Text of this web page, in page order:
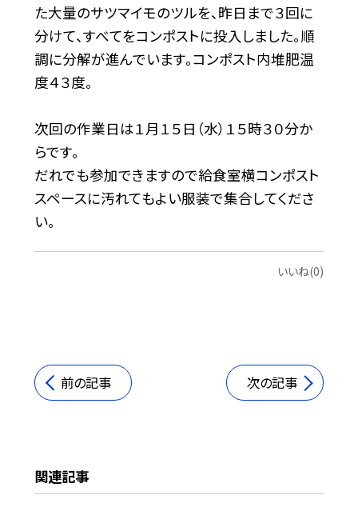
た大量のサツマイモのツルを、昨日まで３回に
分けて、すべてをコンポストに投入しました。順
調に分解が進んでいます。コンポスト内堆肥温
度４３度。
次回の作業日は１月１５日（水）１５時３０分か
らです。
だれでも参加できますので給食室横コンポスト
スペースに汚れてもよい服装で集合してくださ
い。
いいね(0)
前の記事 次の記事
関連記事